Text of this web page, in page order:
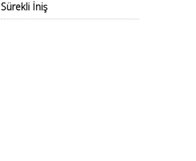
Sürekli İniş